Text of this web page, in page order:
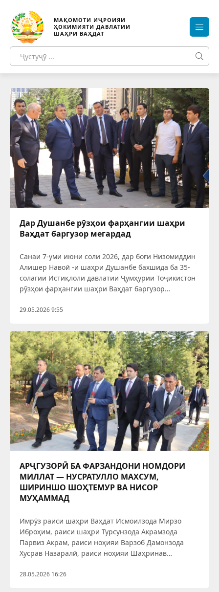
МАҚОМОТИ ИҶРОИЯИ
ҲОКИМИЯТИ ДАВЛАТИИ
ШАҲРИ ВАҲДАТ
Дар Душанбе рӯзҳои фарҳангии шаҳри
Ваҳдат баргузор мегардад
Санаи 7-уми июни соли 2026, дар боғи Низомиддин
Алишер Навоӣ -и шаҳри Душанбе бахшида ба 35-
солагии Истиқлоли давлатии Ҷумҳурии Тоҷикистон
рӯзҳои фарҳангии шаҳри Ваҳдат баргузор
29.05.2026 9:55
АРҶГУЗОРӢ БА ФАРЗАНДОНИ НОМДОРИ
МИЛЛАТ — НУСРАТУЛЛО МАХСУМ,
ШИРИНШО ШОҲТЕМУР ВА НИСОР
МУҲАММАД
Имрӯз раиси шаҳри Ваҳдат Исмоилзода Мирзо
Иброҳим, раиси шаҳри Турсунзода Акрамзода
Парвиз Акрам, раиси ноҳияи Варзоб Дамонзода
Хусрав Назаралӣ, раиси ноҳияи Шаҳринав
Салимзода Нусратулло Файзулло ба зиёрати
28.05.2026 16:26